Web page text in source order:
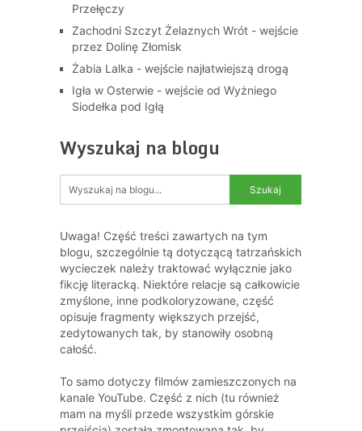
Przełęczy
Zachodni Szczyt Żelaznych Wrót - wejście
przez Dolinę Złomisk
Żabia Lalka - wejście najłatwiejszą drogą
Igła w Osterwie - wejście od Wyżniego
Siodełka pod Igłą
Wyszukaj na blogu
Uwaga! Część treści zawartych na tym
blogu, szczególnie tą dotyczącą tatrzańskich
wycieczek należy traktować wyłącznie jako
fikcję literacką. Niektóre relacje są całkowicie
zmyślone, inne podkoloryzowane, część
opisuje fragmenty większych przejść,
zedytowanych tak, by stanowiły osobną
całość.
To samo dotyczy filmów zamieszczonych na
kanale YouTube. Część z nich (tu również
mam na myśli przede wszystkim górskie